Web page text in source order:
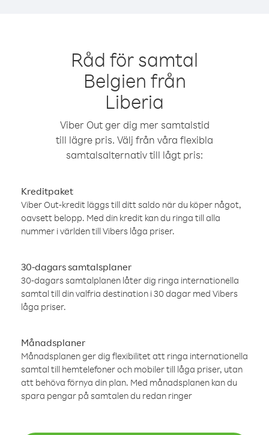
Råd för samtal
Belgien från
Liberia
Viber Out ger dig mer samtalstid
till lägre pris. Välj från våra flexibla
samtalsalternativ till lågt pris:
Kreditpaket
Viber Out-kredit läggs till ditt saldo när du köper något,
oavsett belopp. Med din kredit kan du ringa till alla
nummer i världen till Vibers låga priser.
30-dagars samtalsplaner
30-dagars samtalplanen låter dig ringa internationella
samtal till din valfria destination i 30 dagar med Vibers
låga priser.
Månadsplaner
Månadsplanen ger dig flexibilitet att ringa internationella
samtal till hemtelefoner och mobiler till låga priser, utan
att behöva förnya din plan. Med månadsplanen kan du
spara pengar på samtalen du redan ringer